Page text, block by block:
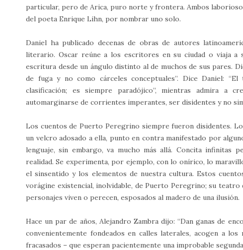
particular, pero de Arica, puro norte y frontera. Ambos
del poeta Enrique Lihn, por nombrar uno solo.
Daniel ha publicado decenas de obras de autores
literario. Oscar reúne a los escritores en su ciudad o viaja a
escritura desde un ángulo distinto al de muchos de sus pares.
de fuga y no como cárceles conceptuales”. Dice Daniel:
clasificación; es siempre paradójico”, mientras admira a
automarginarse de corrientes imperantes, ser disidentes y no
Los cuentos de Puerto Peregrino siempre fueron disidentes.
un velcro adosado a ella, punto en contra manifestado por
lenguaje, sin embargo, va mucho más allá. Concita
realidad. Se experimenta, por ejemplo, con lo onírico, lo
el sinsentido y los elementos de nuestra cultura. Estos
vorágine existencial, inolvidable, de Puerto Peregrino; su teatro
personajes viven o perecen, esposados al madero de una ilusión.
Hace un par de años, Alejandro Zambra dijo: “Dan ganas de
convenientemente fondeados en calles laterales, acogen a
fracasados – que esperan pacientemente una improbable